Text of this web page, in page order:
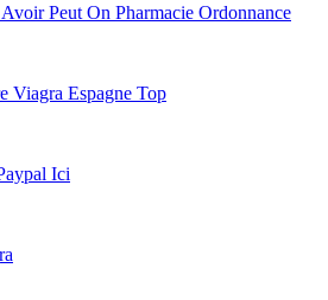
Peut On Pharmacie Ordonnance
Viagra Espagne Top
Ici